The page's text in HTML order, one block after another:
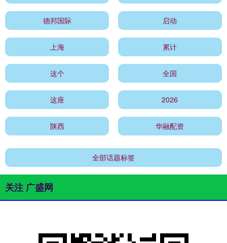
德邦国际 启动
上海 累计
这个 全国
这座 2026
陕西 华融配资
全部话题标签
关注 广盛网